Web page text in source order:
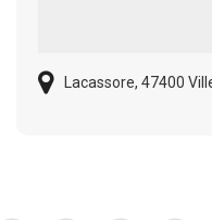
Lacassore, 47400